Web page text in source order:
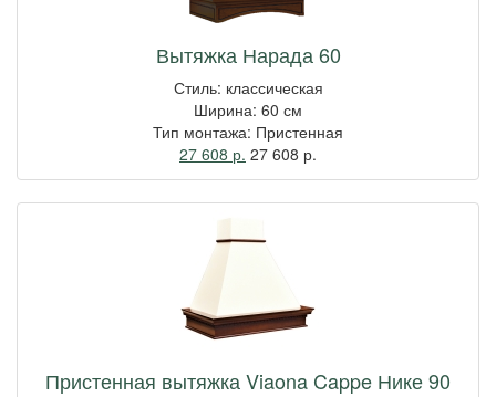
Вытяжка Нарада 60
Стиль: классическая
Ширина: 60 см
Тип монтажа: Пристенная
27 608 р. 27 608 р.
Пристенная вытяжка Viaona Cappe Нике 90